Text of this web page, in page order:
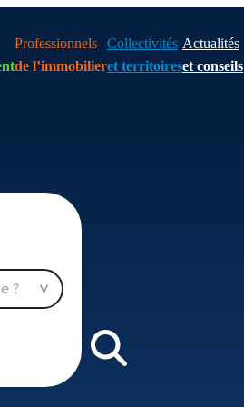
Professionnels
de l’immobilier
Collectivités
et territoires
Actualités
et conseils